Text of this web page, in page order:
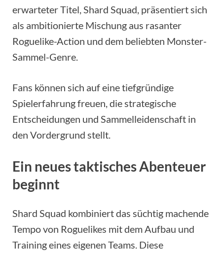
erwarteter Titel, Shard Squad, präsentiert sich
als ambitionierte Mischung aus rasanter
Roguelike-Action und dem beliebten Monster-
Sammel-Genre.
Fans können sich auf eine tiefgründige
Spielerfahrung freuen, die strategische
Entscheidungen und Sammelleidenschaft in
den Vordergrund stellt.
Ein neues taktisches Abenteuer
beginnt
Shard Squad kombiniert das süchtig machende
Tempo von Roguelikes mit dem Aufbau und
Training eines eigenen Teams. Diese